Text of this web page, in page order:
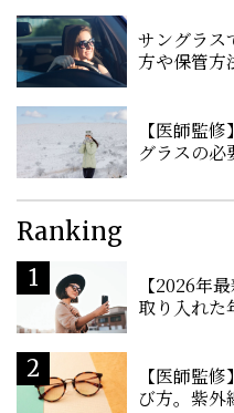
サングラス
方や保管方
【医師監
グラスの必
Ranking
【2026年
取り入れた
【医師監
び方。紫外